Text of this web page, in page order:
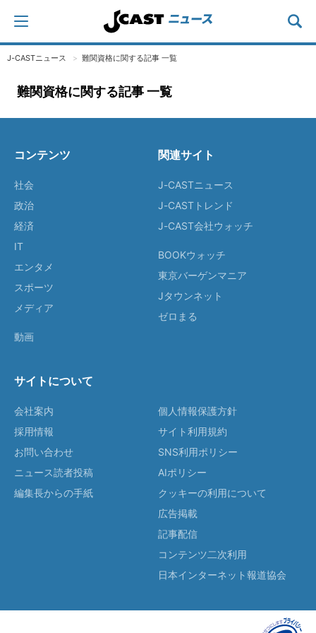
J-CASTニュース 難関資格に関する記事 一覧
難関資格に関する記事 一覧
コンテンツ
社会
政治
経済
IT
エンタメ
スポーツ
メディア
動画
関連サイト
J-CASTニュース
J-CASTトレンド
J-CAST会社ウォッチ
BOOKウォッチ
東京バーゲンマニア
Jタウンネット
ゼロまる
サイトについて
会社案内
採用情報
お問い合わせ
ニュース読者投稿
編集長からの手紙
個人情報保護方針
サイト利用規約
SNS利用ポリシー
AIポリシー
クッキーの利用について
広告掲載
記事配信
コンテンツ二次利用
日本インターネット報道協会